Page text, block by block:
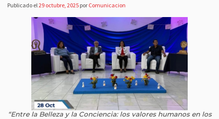
Publicado el29 octubre, 2025 por Comunicacion
“Entre la Belleza y la Conciencia: los valores humanos en los